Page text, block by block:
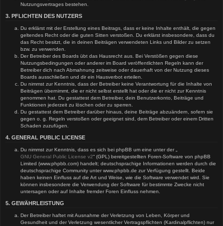
Nutzungsvertrages bestehen.
3. PFLICHTEN DES NUTZERS
Du erklärst mit der Erstellung eines Beitrags, dass er keine Inhalte enthält, die gegen
geltendes Recht oder die guten Sitten verstoßen. Du erklärst insbesondere, dass du
das Recht besitzt, die in deinen Beiträgen verwendeten Links und Bilder zu setzen
bzw. zu verwenden.
Der Betreiber des Boards übt das Hausrecht aus. Bei Verstößen gegen diese
Nutzungsbedingungen oder anderer im Board veröffentlichten Regeln kann der
Betreiber dich nach Abmahnung zeitweise oder dauerhaft von der Nutzung dieses
Boards ausschließen und dir ein Hausverbot erteilen.
Du nimmst zur Kenntnis, dass der Betreiber keine Verantwortung für die Inhalte von
Beiträgen übernimmt, die er nicht selbst erstellt hat oder die er nicht zur Kenntnis
genommen hat. Du gestattest dem Betreiber, dein Benutzerkonto, Beiträge und
Funktionen jederzeit zu löschen oder zu sperren.
Du gestattest dem Betreiber darüber hinaus, deine Beiträge abzuändern, sofern sie
gegen o. g. Regeln verstoßen oder geeignet sind, dem Betreiber oder einem Dritten
Schaden zuzufügen.
4. GENERAL PUBLIC LICENSE
Du nimmst zur Kenntnis, dass es sich bei phpBB um eine unter der „
GNU General Public License v2“ (GPL) bereitgestellten Foren-Software von phpBB
Limited (www.phpbb.com) handelt; deutschsprachige Informationen werden durch die
deutschsprachige Community unter www.phpbb.de zur Verfügung gestellt. Beide
haben keinen Einfluss auf die Art und Weise, wie die Software verwendet wird. Sie
können insbesondere die Verwendung der Software für bestimmte Zwecke nicht
untersagen oder auf Inhalte fremder Foren Einfluss nehmen.
5. GEWÄHRLEISTUNG
Der Betreiber haftet mit Ausnahme der Verletzung von Leben, Körper und
Gesundheit und der Verletzung wesentlicher Vertragspflichten (Kardinalpflichten) nur